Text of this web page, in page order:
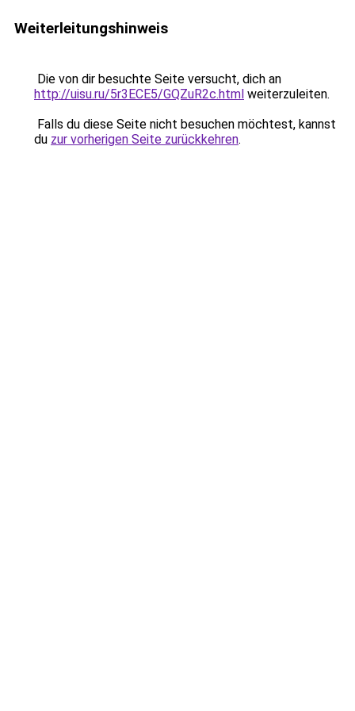
Weiterleitungshinweis
Die von dir besuchte Seite versucht, dich an
http://uisu.ru/5r3ECE5/GQZuR2c.html weiterzuleiten.
Falls du diese Seite nicht besuchen möchtest, kannst
du zur vorherigen Seite zurückkehren.